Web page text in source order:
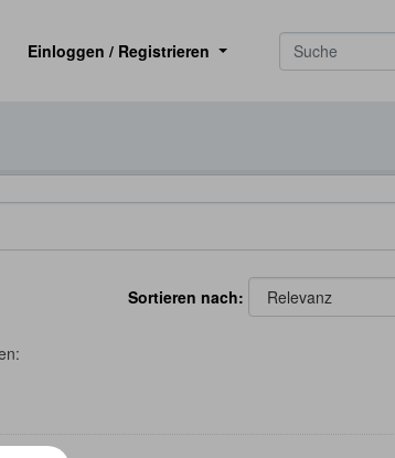
Einloggen / Registrieren
Sortieren nach